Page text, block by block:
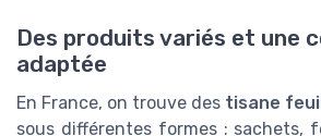
Des produits variés et une
adaptée
En France, on trouve des tisane
sous différentes formes : sachets,